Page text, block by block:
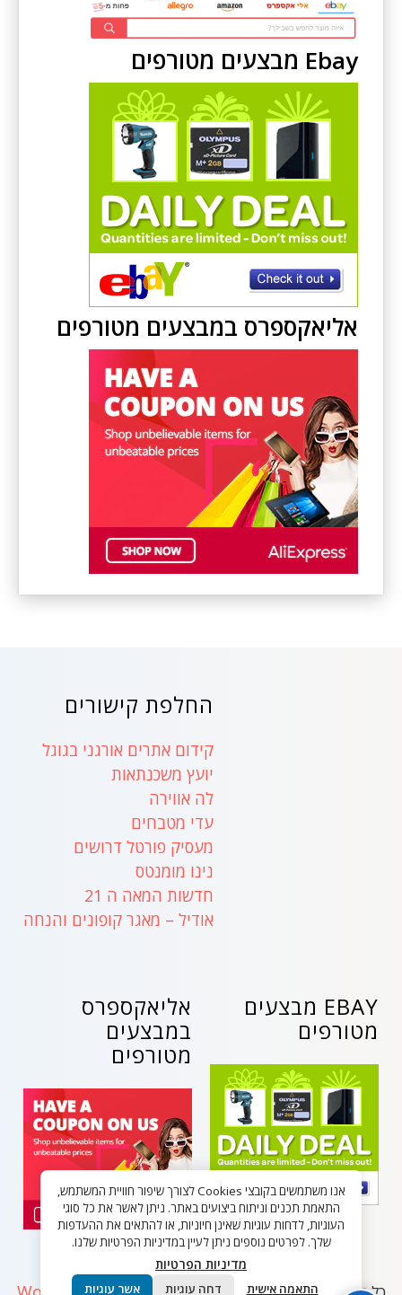
Ebay מבצעים מטורפים
אליאקספרס במבצעים מטורפים
החלפת קישורים
קידום אתרים אורגני בגוגל
יועץ משכנתאות
לה אווירה
עדי מטבחים
מעסיק פורטל דרושים
נינו מומנטס
חדשות המאה ה 21
אודיל – מאגר קופונים והנחה
אליאקספרס
במבצעים
מטורפים
EBAY מבצעים
מטורפים
אנו משתמשים בקובצי Cookies לצורך שיפור חוויית המשתמש,
התאמת תכנים וניתוח ביצועים באתר. ניתן לאשר את כל סוגי
העוגיות, לדחות עוגיות שאינן חיוניות, או להתאים את ההעדפות
שלך. לפרטים נוספים ניתן לעיין במדיניות הפרטיות שלנו.
מדיניות הפרטיות
התאמה אישית דחה עוגיות אשר עוגיות